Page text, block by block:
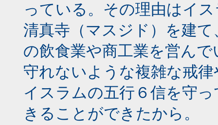
っている。その理由はイ
清真寺（マスジド）を建
の飲食業や商工業を営ん
守れないような複雑な戒
イスラムの五行６信を守
きることができたから。